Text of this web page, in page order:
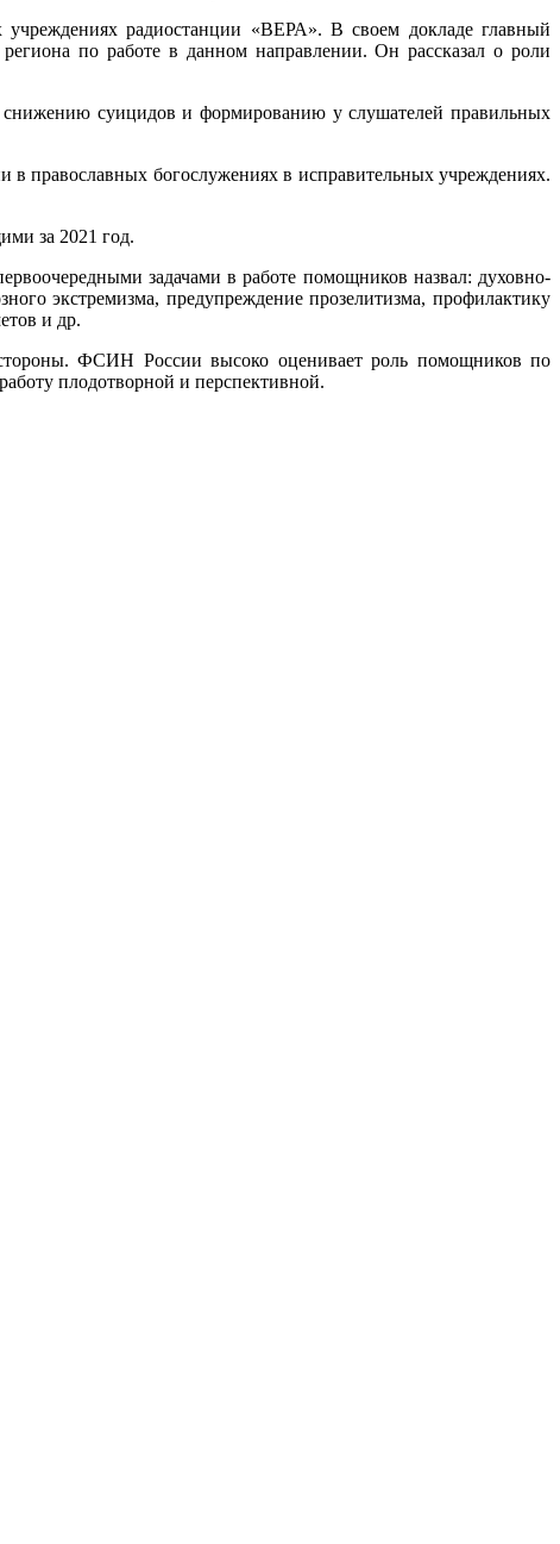
радиостанции «ВЕРА». В своем докладе главный
по работе в данном направлении. Он рассказал о роли
суицидов и формированию у слушателей правильных
в православных богослужениях в исправительных учреждениях.
за 2021 год.
задачами в работе помощников назвал: духовно-
экстремизма, предупреждение прозелитизма, профилактику
и др.
ФСИН России высоко оценивает роль помощников по
плодотворной и перспективной.